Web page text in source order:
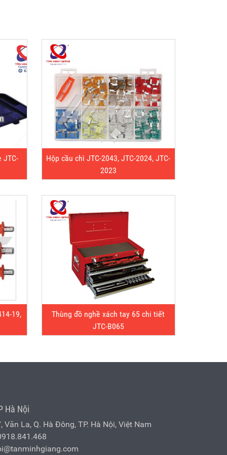
JTC-
Hộp cầu chì JTC-2043, JTC-2024, JTC-
2023
19,
Thùng đồ nghề xách tay 65 chi tiết
JTC-B065
Hà Nội
Văn La, Q. Hà Đông, TP. Hà Nội, Việt Nam